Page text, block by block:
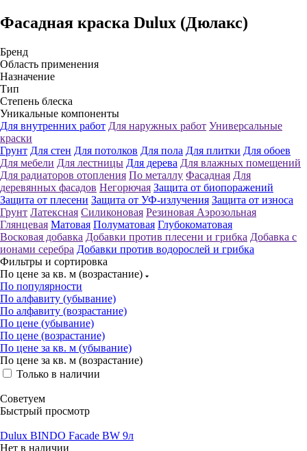
Фасадная краска Dulux (Дюлакс)
Бренд
Область применения
Назначение
Тип
Степень блеска
Уникальные компоненты
Для внутренних работ Для наружных работ Универсальные
краски
Грунт Для стен Для потолков Для пола Для плитки Для обоев
Для мебели Для лестницы Для дерева Для влажных помещений
Для радиаторов отопления По металлу Фасадная Для
деревянных фасадов Негорючая Защита от биопоражений
Защита от плесени Защита от УФ-излучения Защита от износа
Грунт Латексная Силиконовая Резиновая Аэрозольная
Глянцевая Матовая Полуматовая Глубокоматовая
Восковая добавка Добавки против плесени и грибка Добавка с
ионами серебра Добавки против водорослей и грибка
Фильтры и сортировка
По цене за кв. м (возрастание)
По популярности
По алфавиту (убывание)
По алфавиту (возрастание)
По цене (убывание)
По цене (возрастание)
По цене за кв. м (убывание)
По цене за кв. м (возрастание)
Только в наличии
Советуем
Быстрый просмотр
Dulux BINDO Facade BW 9л
Нет в наличии